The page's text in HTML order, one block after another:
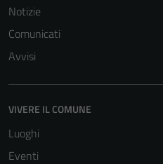
Notizie
Comunicati
Avvisi
VIVERE IL COMUNE
Luoghi
Eventi